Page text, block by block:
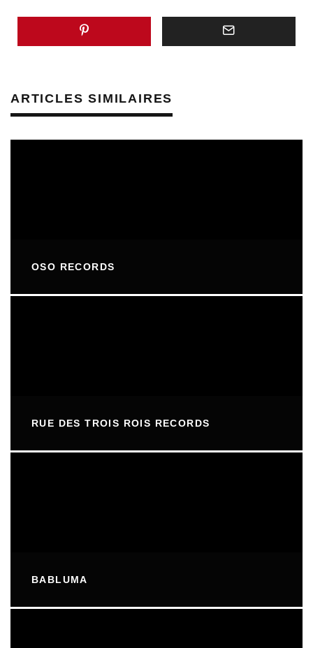
ARTICLES SIMILAIRES
OSO RECORDS
RUE DES TROIS ROIS RECORDS
BABLUMA